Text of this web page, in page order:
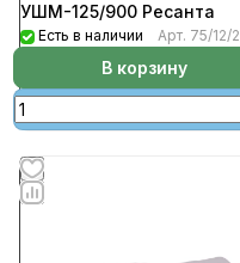
УШМ-125/900 Ресанта
Есть в наличии Арт. 75/12/2
В корзину